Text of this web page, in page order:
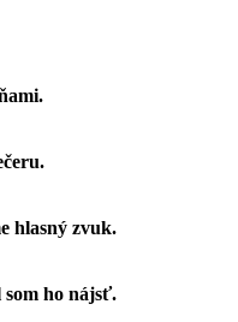
hlasný zvuk.
som ho nájsť.